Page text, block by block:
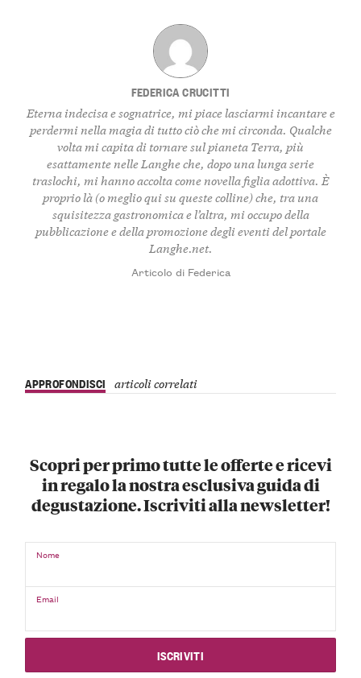
FEDERICA CRUCITTI
Eterna indecisa e sognatrice, mi piace lasciarmi incantare e
perdermi nella magia di tutto ciò che mi circonda. Qualche
volta mi capita di tornare sul pianeta Terra, più
esattamente nelle Langhe che, dopo una lunga serie
traslochi, mi hanno accolta come novella figlia adottiva. È
proprio là (o meglio qui su queste colline) che, tra una
squisitezza gastronomica e l’altra, mi occupo della
pubblicazione e della promozione degli eventi del portale
Langhe.net.
Articolo di Federica
APPROFONDISCI articoli correlati
Scopri per primo tutte le offerte e ricevi
in regalo la nostra esclusiva guida di
degustazione. Iscriviti alla newsletter!
Nome
Email